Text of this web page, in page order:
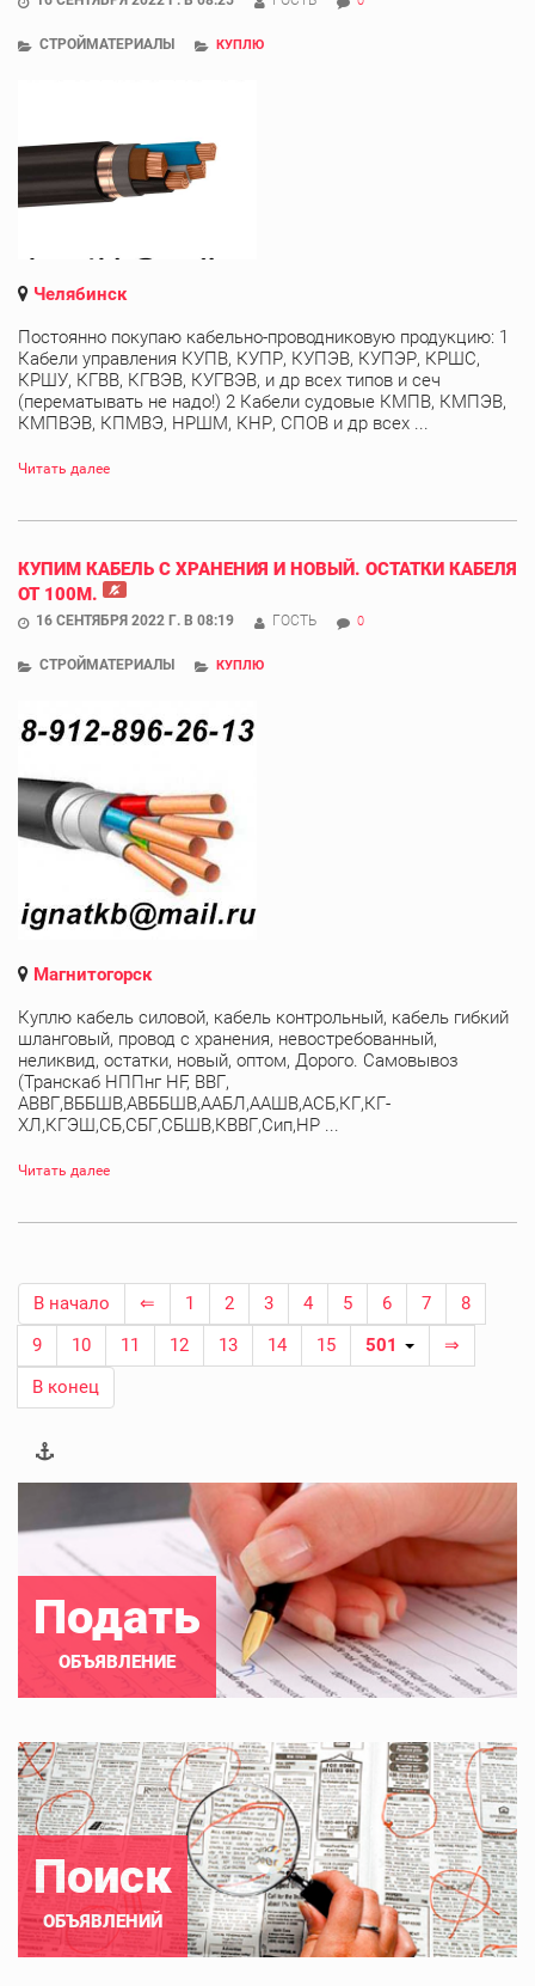
СТРОЙМАТЕРИАЛЫ КУПЛЮ
Челябинск
Постоянно покупаю кабельно-проводниковую продукцию: 1
Кабели управления КУПВ, КУПР, КУПЭВ, КУПЭР, КРШС,
КРШУ, КГВВ, КГВЭВ, КУГВЭВ, и др всех типов и сеч
(перематывать не надо!) 2 Кабели судовые КМПВ, КМПЭВ,
КМПВЭВ, КПМВЭ, НРШМ, КНР, СПОВ и др всех ...
Читать далее
КУПИМ КАБЕЛЬ С ХРАНЕНИЯ И НОВЫЙ. ОСТАТКИ КАБЕЛЯ
ОТ 100М.
16 СЕНТЯБРЯ 2022 Г. В 08:19 ГОСТЬ 0
СТРОЙМАТЕРИАЛЫ КУПЛЮ
Магнитогорск
Куплю кабель силовой, кабель контрольный, кабель гибкий
шланговый, провод с хранения, невостребованный,
неликвид, остатки, новый, оптом, Дорого. Самовывоз
(Транскаб НППнг HF, ВВГ,
АВВГ,ВББШВ,АВББШВ,ААБЛ,ААШВ,АСБ,КГ,КГ-
ХЛ,КГЭШ,СБ,СБГ,СБШВ,КВВГ,Сип,НР ...
Читать далее
В начало ⇐ 1 2 3 4 5 6 7
8
9
10 11 12 13 14 15 501
⇒
В конец
Подать
ОБЪЯВЛЕНИЕ
Поиск
ОБЪЯВЛЕНИЙ